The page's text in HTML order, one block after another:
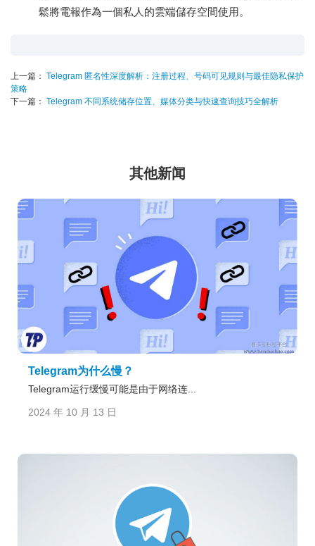
鬆將電報作為一個私人的雲端儲存空間使用。
上一篇： Telegram 匿名性深度解析：注册过程、号码可见规则与最佳隐私保护
策略
下一篇： Telegram 不同系统储存位置、媒体分类与快速查询技巧全解析
其他新闻
Telegram为什么慢？
Telegram运行缓慢可能是由于网络连...
2024 年 10 月 13 日